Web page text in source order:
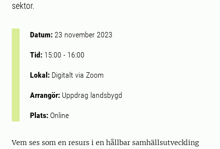
sektor.
Datum: 23 november 2023
Tid: 15:00 - 16:00
Lokal: Digitalt via Zoom
Arrangör: Uppdrag landsbygd
Plats: Online
Vem ses som en resurs i en hållbar samhällsutveckling